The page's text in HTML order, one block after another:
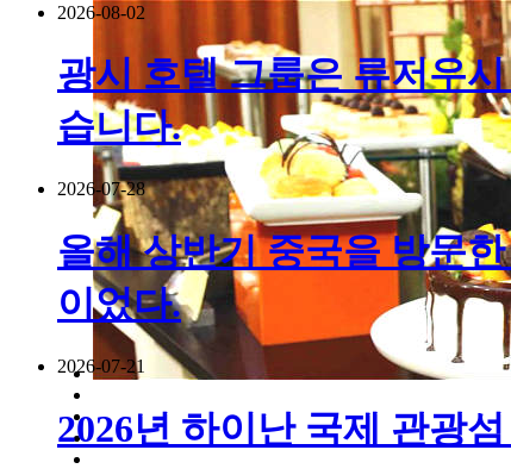
2026-08-02
광시 호텔 그룹은 류저우
습니다.
2026-07-28
올해 상반기 중국을 방문
이었다.
2026-07-21
2026년 하이난 국제 관광